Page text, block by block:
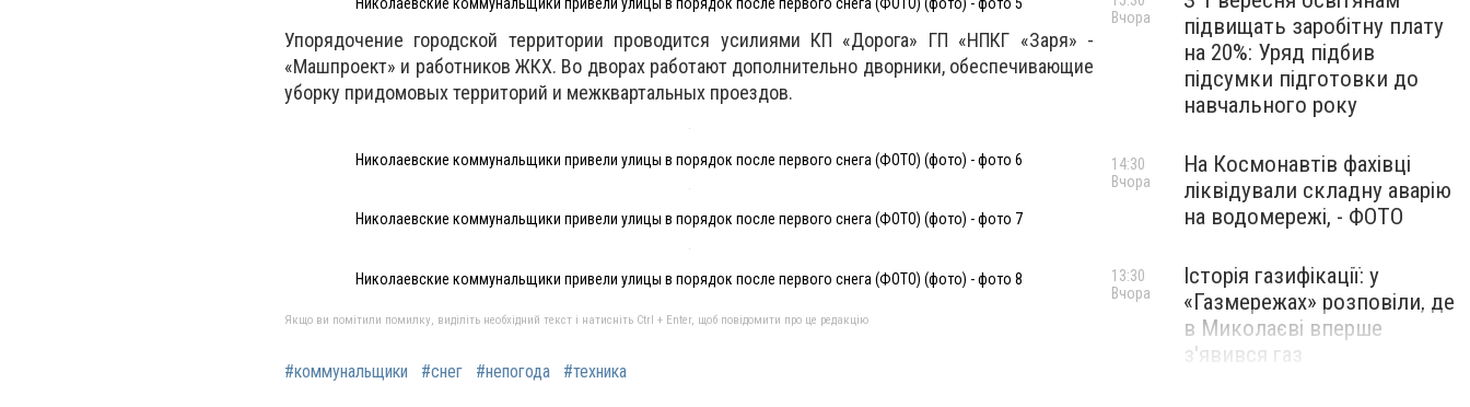
Упорядочение городской территории проводится усилиями КП «Дорога» ГП «НПКГ «Заря» -
«Машпроект» и работников ЖКХ. Во дворах работают дополнительно дворники, обеспечивающие
уборку придомовых территорий и межквартальных проездов.
Николаевские коммунальщики привели улицы в порядок после первого снега (ФОТО) (фото) - фото 6
Николаевские коммунальщики привели улицы в порядок после первого снега (ФОТО) (фото) - фото 7
Николаевские коммунальщики привели улицы в порядок после первого снега (ФОТО) (фото) - фото 8
Якщо ви помітили помилку, виділіть необхідний текст і натисніть Ctrl + Enter, щоб повідомити про це редакцію
#коммунальщики #снег #непогода #техника
підвищать заробітну плату
на 20%: Уряд підбив
підсумки підготовки до
навчального року
Вчора
На Космонавтів фахівці
ліквідували складну аварію
на водомережі, - ФОТО
14:30
Вчора
Історія газифікації: у
«Газмережах» розповіли, де
в Миколаєві вперше
з'явився газ
13:30
Вчора